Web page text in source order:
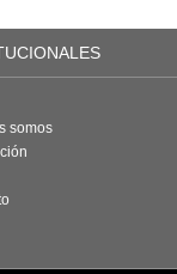
somos